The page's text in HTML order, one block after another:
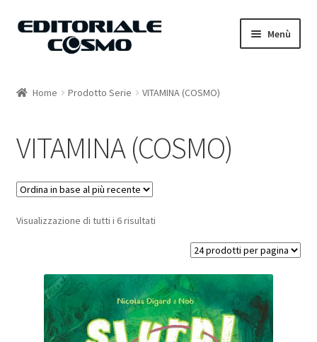
Vai
Vai
Menù
Carrello
Il mio account
Home Prodotto Serie VITAMINA (COSMO)
VITAMINA (COSMO)
Visualizzazione di tutti i 6 risultati